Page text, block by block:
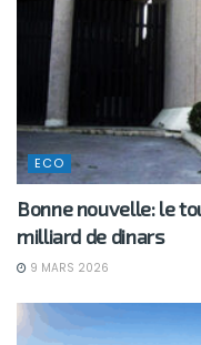
ECO
Bonne nouvelle: le
milliard de dinars
9 MARS 2026